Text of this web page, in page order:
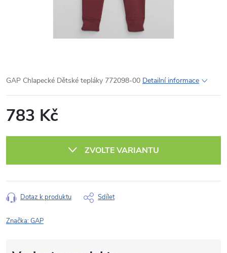
GAP Chlapecké Dětské tepláky 772098-00 Detailní informace
783 Kč
ZVOLTE VARIANTU
Dotaz k produktu Sdílet
Značka:GAP